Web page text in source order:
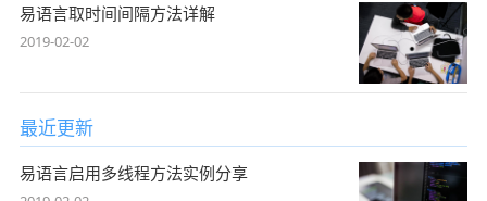
易语言取时间间隔方法详解
2019-02-02
最近更新
易语言启用多线程方法实例分享